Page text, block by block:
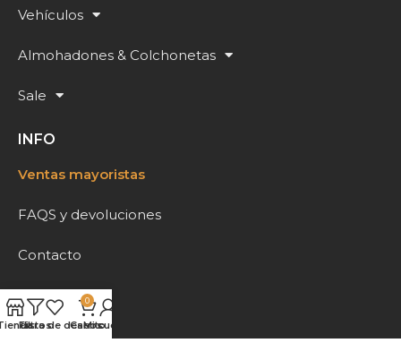
Vehículos
Almohadones & Colchonetas
Sale
INFO
Ventas mayoristas
FAQS y devoluciones
Contacto
MI CUENTA
Mi cuenta
Filtros
Lista de deseos
0
Carrito
Mi cuenta